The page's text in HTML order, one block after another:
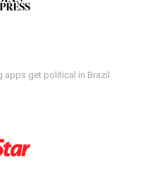
apps get political in Brazil